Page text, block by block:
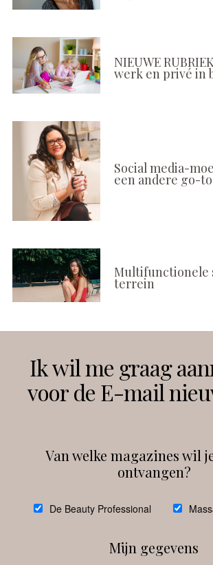
NIEUWE
werk en privé in
Social media-
een andere go-to
Multifunctionele
terrein
Instagram
Ik wil me graag
voor de E-mail
Van welke magazines wil
ontvangen?
De Beauty Professional
Mijn gegevens